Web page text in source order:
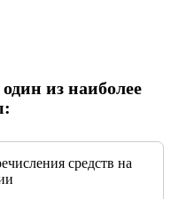
из наиболее
средств на